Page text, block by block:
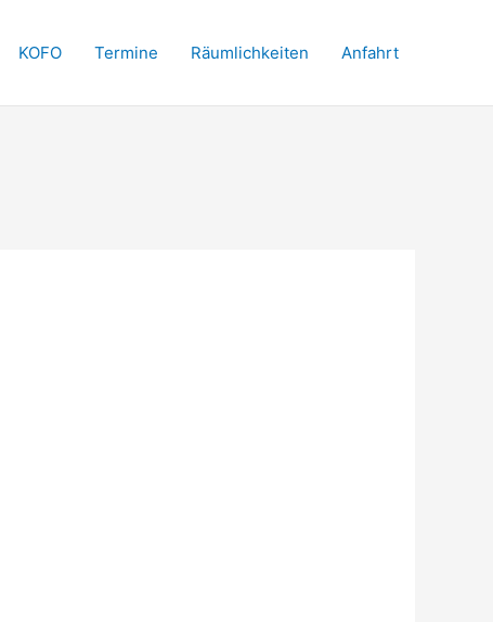
KOFO Termine Räumlichkeiten Anfahrt